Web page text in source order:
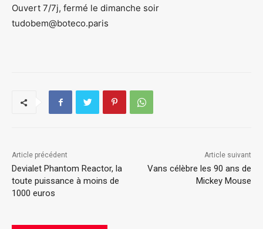
Ouvert 7/7j, fermé le dimanche soir
tudobem@boteco.paris
Article précédent
Devialet Phantom Reactor, la
toute puissance à moins de
1000 euros
Article suivant
Vans célèbre les 90 ans de
Mickey Mouse